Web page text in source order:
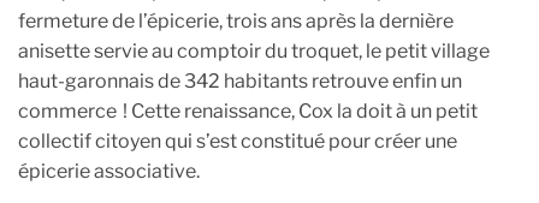
fermeture de l’épicerie, trois ans après la dernière
anisette servie au comptoir du troquet, le petit village
haut-garonnais de 342 habitants retrouve enfin un
commerce ! Cette renaissance, Cox la doit à un petit
collectif citoyen qui s’est constitué pour créer une
épicerie associative.